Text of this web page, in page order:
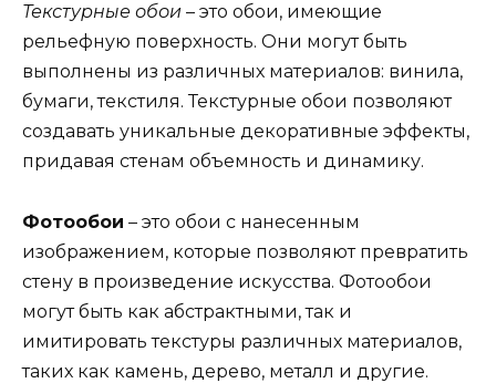
Текстурные обои – это обои, имеющие
рельефную поверхность. Они могут быть
выполнены из различных материалов: винила,
бумаги, текстиля. Текстурные обои позволяют
создавать уникальные декоративные эффекты,
придавая стенам объемность и динамику.
Фотообои – это обои с нанесенным
изображением, которые позволяют превратить
стену в произведение искусства. Фотообои
могут быть как абстрактными, так и
имитировать текстуры различных материалов,
таких как камень, дерево, металл и другие.